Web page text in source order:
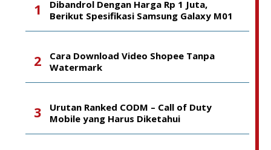
Dibandrol Dengan Harga Rp 1 Juta,
Berikut Spesifikasi Samsung Galaxy M01
Cara Download Video Shopee Tanpa
Watermark
Urutan Ranked CODM – Call of Duty
Mobile yang Harus Diketahui